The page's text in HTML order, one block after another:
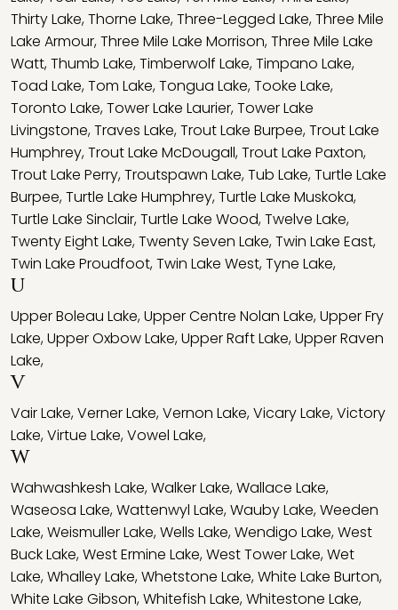
Thirty Lake,Thorne Lake,Three-Legged Lake,Three Mile
Lake Armour,Three Mile Lake Morrison,Three Mile Lake
Watt,Thumb Lake,Timberwolf Lake,Timpano Lake,
Toad Lake,Tom Lake,Tongua Lake,Tooke Lake,
Toronto Lake,Tower Lake Laurier,Tower Lake
Livingstone,Traves Lake,Trout Lake Burpee,Trout Lake
Humphrey,Trout Lake McDougall,Trout Lake Paxton,
Trout Lake Perry,Troutspawn Lake,Tub Lake,Turtle Lake
Burpee,Turtle Lake Humphrey,Turtle Lake Muskoka,
Turtle Lake Sinclair,Turtle Lake Wood,Twelve Lake,
Twenty Eight Lake,Twenty Seven Lake,Twin Lake East,
Twin Lake Proudfoot,Twin Lake West,Tyne Lake,
U
Upper Boleau Lake,Upper Centre Nolan Lake,Upper Fry
Lake,Upper Oxbow Lake,Upper Raft Lake,Upper Raven
Lake,
V
Vair Lake,Verner Lake,Vernon Lake,Vicary Lake,Victory
Lake,Virtue Lake,Vowel Lake,
W
Wahwashkesh Lake,Walker Lake,Wallace Lake,
Waseosa Lake,Wattenwyl Lake,Wauby Lake,Weeden
Lake,Weismuller Lake,Wells Lake,Wendigo Lake,West
Buck Lake,West Ermine Lake,West Tower Lake,Wet
Lake,Whalley Lake,Whetstone Lake,White Lake Burton,
White Lake Gibson,Whitefish Lake,Whitestone Lake,